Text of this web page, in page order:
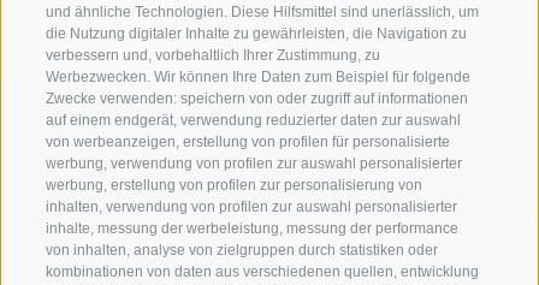
und ähnliche Technologien. Diese Hilfsmittel sind unerlässlich, um
die Nutzung digitaler Inhalte zu gewährleisten, die Navigation zu
verbessern und, vorbehaltlich Ihrer Zustimmung, zu
Werbezwecken. Wir können Ihre Daten zum Beispiel für folgende
Zwecke verwenden: speichern von oder zugriff auf informationen
auf einem endgerät, verwendung reduzierter daten zur auswahl
von werbeanzeigen, erstellung von profilen für personalisierte
werbung, verwendung von profilen zur auswahl personalisierter
werbung, erstellung von profilen zur personalisierung von
inhalten, verwendung von profilen zur auswahl personalisierter
inhalte, messung der werbeleistung, messung der performance
von inhalten, analyse von zielgruppen durch statistiken oder
kombinationen von daten aus verschiedenen quellen, entwicklung
WILLKOMMEN IN DER
FERIENREGION RATSCHINGS
JAUFENTAL
SPORT UND
MENGE
SKIFAHREN